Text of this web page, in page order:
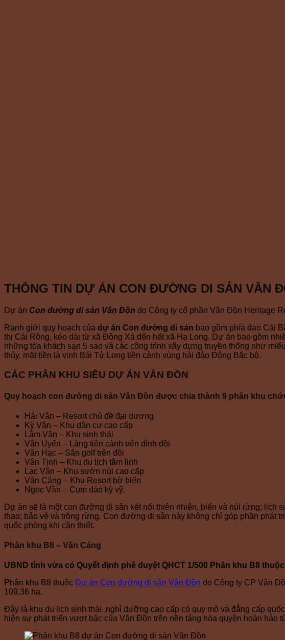
THÔNG TIN DỰ ÁN CON ĐƯỜNG DI SẢN VÂN
Dự án Con đường di sản Vân Đồn do Công ty cổ phần Vân Đồn Heritage
Ranh giới quy hoạch của dự án Con đường di sản bao gồm phía đảo Cái
thị Cái Rồng, kéo dài từ xã Đông Xá đến hết xã Hạ Long. Dự án bao gồm
những tòa khách sạn 5 sao và các công trình xây dựng truyền thống như
thủy, mặt tiền là vịnh Bái Tử Long tiên cảnh vùng hải đảo Đông Bắc bộ.
CÁC PHÂN KHU SIÊU DỰ ÁN VÂN ĐỒN
Quy hoạch con đường di sản Vân Đồn được chia thành 9 phân khu
Hải Vân – Resort chủ đề đại dương
Kỳ Vân – Khu dân cư cao cấp
Lâm Vân – Khu sinh thái
Vân Uyển – Làng tiên cảnh trên đỉnh đồi
Vân Hạc – Sân golf trên đồi
Vân Tịnh – Khu du lịch tâm linh
Lạc Vân – Khu sườn núi cao cấp
Vân Cảng – Khu Resort bờ biển
Ngọc Vân – Cụm đảo kỳ vỹ.
Dự án sẽ là một con đường di sản kết nối thiên nhiên, biển và núi rừng; lịch
thao; bảo vệ và trồng rừng. Con đường di sản này không chỉ góp phần phát
quốc phòng khi cần thiết.
Phân khu B8 – Vân Cảng
UBND tỉnh vừa có Quyết định phê duyệt QHCT 1/500 Phân khu B8
Phân khu B8 thuộc Dự án Con đường di sản Vân Đồn do Công ty CP Vân
109,36 ha.
Đây là khu du lịch sinh thái, nghỉ dưỡng cao cấp có quy mô và đẳng cấp
hiện sự phát triển vượt bậc của Vân Đồn trên nền tảng hòa quyện hoàn hảo